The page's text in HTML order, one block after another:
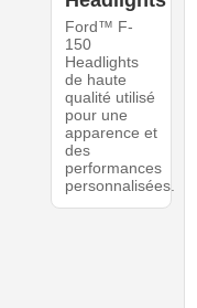
Ford™ F-
150
Headlights
de haute
qualité utilisé
pour une
apparence et
des
performances
personnalisées.